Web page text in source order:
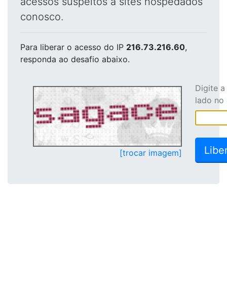
conosco.
Para liberar o acesso do IP 216.73.216.60,
responda ao desafio abaixo.
[trocar imagem]
Digite
lado no